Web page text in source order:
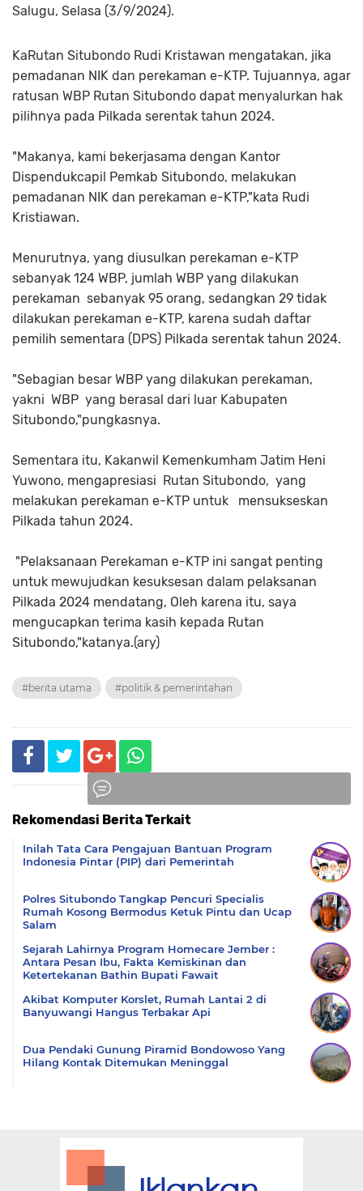
Salugu, Selasa (3/9/2024).
KaRutan Situbondo Rudi Kristawan mengatakan, jika
pemadanan NIK dan perekaman e-KTP. Tujuannya, agar
ratusan WBP Rutan Situbondo dapat menyalurkan hak
pilihnya pada Pilkada serentak tahun 2024.
"Makanya, kami bekerjasama dengan Kantor
Dispendukcapil Pemkab Situbondo, melakukan
pemadanan NIK dan perekaman e-KTP,"kata Rudi
Kristiawan.
Menurutnya, yang diusulkan perekaman e-KTP
sebanyak 124 WBP, jumlah WBP yang dilakukan
perekaman sebanyak 95 orang, sedangkan 29 tidak
dilakukan perekaman e-KTP, karena sudah daftar
pemilih sementara (DPS) Pilkada serentak tahun 2024.
"Sebagian besar WBP yang dilakukan perekaman,
yakni WBP yang berasal dari luar Kabupaten
Situbondo,"pungkasnya.
Sementara itu, Kakanwil Kemenkumham Jatim Heni
Yuwono, mengapresiasi Rutan Situbondo, yang
melakukan perekaman e-KTP untuk mensukseskan
Pilkada tahun 2024.
"Pelaksanaan Perekaman e-KTP ini sangat penting
untuk mewujudkan kesuksesan dalam pelaksanan
Pilkada 2024 mendatang, Oleh karena itu, saya
mengucapkan terima kasih kepada Rutan
Situbondo,"katanya.(ary)
#berita utama #politik & pemerintahan
Rekomendasi Berita Terkait
Inilah Tata Cara Pengajuan Bantuan Program
Indonesia Pintar (PIP) dari Pemerintah
Polres Situbondo Tangkap Pencuri Specialis
Rumah Kosong Bermodus Ketuk Pintu dan Ucap
Salam
Sejarah Lahirnya Program Homecare Jember :
Antara Pesan Ibu, Fakta Kemiskinan dan
Ketertekanan Bathin Bupati Fawait
Akibat Komputer Korslet, Rumah Lantai 2 di
Banyuwangi Hangus Terbakar Api
Dua Pendaki Gunung Piramid Bondowoso Yang
Hilang Kontak Ditemukan Meninggal